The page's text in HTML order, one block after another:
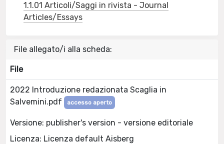
1.1.01 Articoli/Saggi in rivista - Journal
Articles/Essays
File allegato/i alla scheda:
File
2022 Introduzione redazionata Scaglia in
Salvemini.pdf
accesso aperto
Versione: publisher's version - versione editoriale
Licenza: Licenza default Aisberg